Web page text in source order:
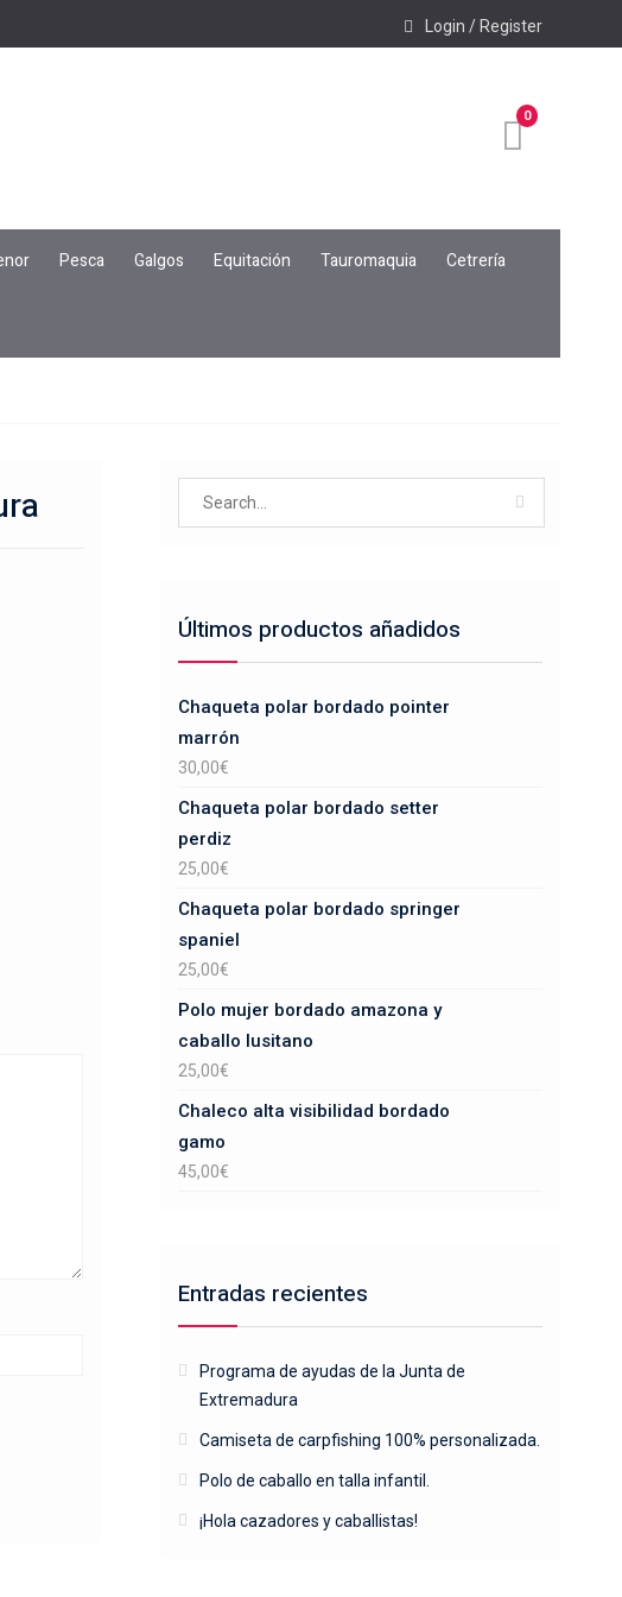
Login / Register
0
Pesca Galgos Equitación Tauromaquia Cetrería
Últimos productos añadidos
Chaqueta polar bordado pointer
marrón
30,00€
Chaqueta polar bordado setter
perdiz
25,00€
Chaqueta polar bordado springer
spaniel
25,00€
Polo mujer bordado amazona y
caballo lusitano
25,00€
Chaleco alta visibilidad bordado
gamo
45,00€
Entradas recientes
Programa de ayudas de la Junta de
Extremadura
Camiseta de carpfishing 100% personalizada.
Polo de caballo en talla infantil.
¡Hola cazadores y caballistas!